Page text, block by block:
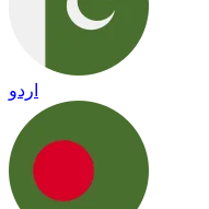
اردو